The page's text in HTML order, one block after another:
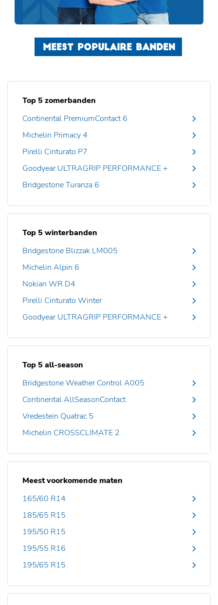
MEEST POPULAIRE BANDEN
Top 5 zomerbanden
Continental PremiumContact 6
Michelin Primacy 4
Pirelli Cinturato P7
Goodyear ULTRAGRIP PERFORMANCE +
Bridgestone Turanza 6
Top 5 winterbanden
Bridgestone Blizzak LM005
Michelin Alpin 6
Nokian WR D4
Pirelli Cinturato Winter
Goodyear ULTRAGRIP PERFORMANCE +
Top 5 all-season
Bridgestone Weather Control A005
Continental AllSeasonContact
Vredestein Quatrac 5
Michelin CROSSCLIMATE 2
Meest voorkomende maten
165/60 R14
185/65 R15
195/50 R15
195/55 R16
195/65 R15